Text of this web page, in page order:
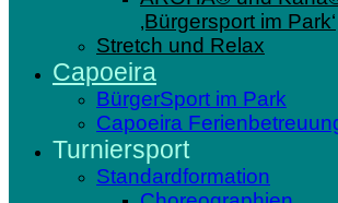
‚Bürgersport im Park‘
Stretch und Relax
Capoeira
BürgerSport im Park
Capoeira
Turniersport
Standardformation